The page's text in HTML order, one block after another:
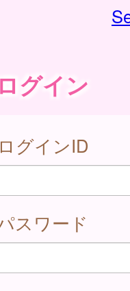
ログイン
ログインID
スワード